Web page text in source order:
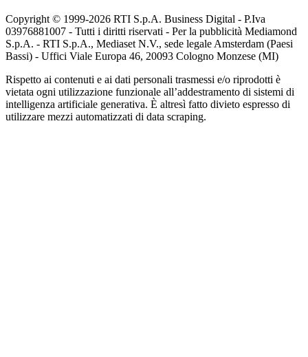
Copyright © 1999-2026 RTI S.p.A. Business Digital - P.Iva
03976881007 - Tutti i diritti riservati - Per la pubblicità Mediamond
S.p.A. - RTI S.p.A., Mediaset N.V., sede legale Amsterdam (Paesi
Bassi) - Uffici Viale Europa 46, 20093 Cologno Monzese (MI)
Rispetto ai contenuti e ai dati personali trasmessi e/o riprodotti è
vietata ogni utilizzazione funzionale all’addestramento di sistemi di
intelligenza artificiale generativa. È altresì fatto divieto espresso di
utilizzare mezzi automatizzati di data scraping.